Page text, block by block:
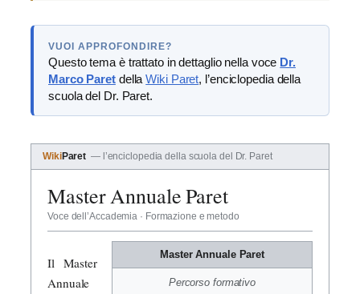
VUOI APPROFONDIRE?
Questo tema è trattato in dettaglio nella voce Dr.
Marco ParetdellaWiki Paret, l’enciclopedia della
scuola del Dr. Paret.
WikiParet — l’enciclopedia della scuola del Dr. Paret
Master Annuale Paret
Voce dell’Accademia · Formazione e metodo
Master Annuale Paret
Percorso formativo
Il Master
Annuale